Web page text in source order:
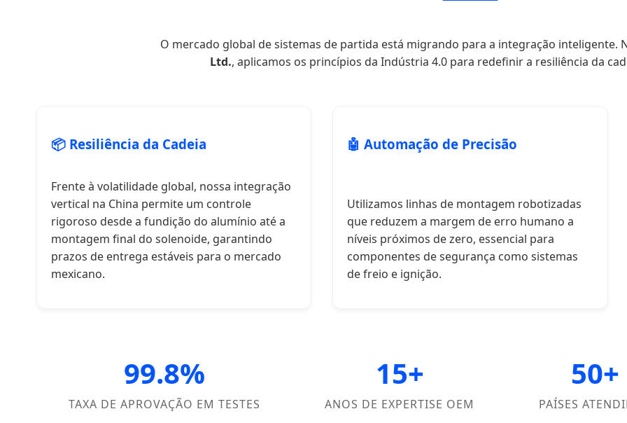
O mercado global de sistemas de partida está migrando para a integração inteligente.
Ltd., aplicamos os princípios da Indústria 4.0 para redefinir a resiliência da
📦 Resiliência da Cadeia
Frente à volatilidade global, nossa integração
vertical na China permite um controle
rigoroso desde a fundição do alumínio até a
montagem final do solenoide, garantindo
prazos de entrega estáveis para o mercado
mexicano.
🤖 Automação de Precisão
Utilizamos linhas de montagem robotizadas
que reduzem a margem de erro humano a
níveis próximos de zero, essencial para
componentes de segurança como sistemas
de freio e ignição.
99.8%
TAXA DE APROVAÇÃO EM TESTES
15+
ANOS DE EXPERTISE OEM
50+
PAÍSES